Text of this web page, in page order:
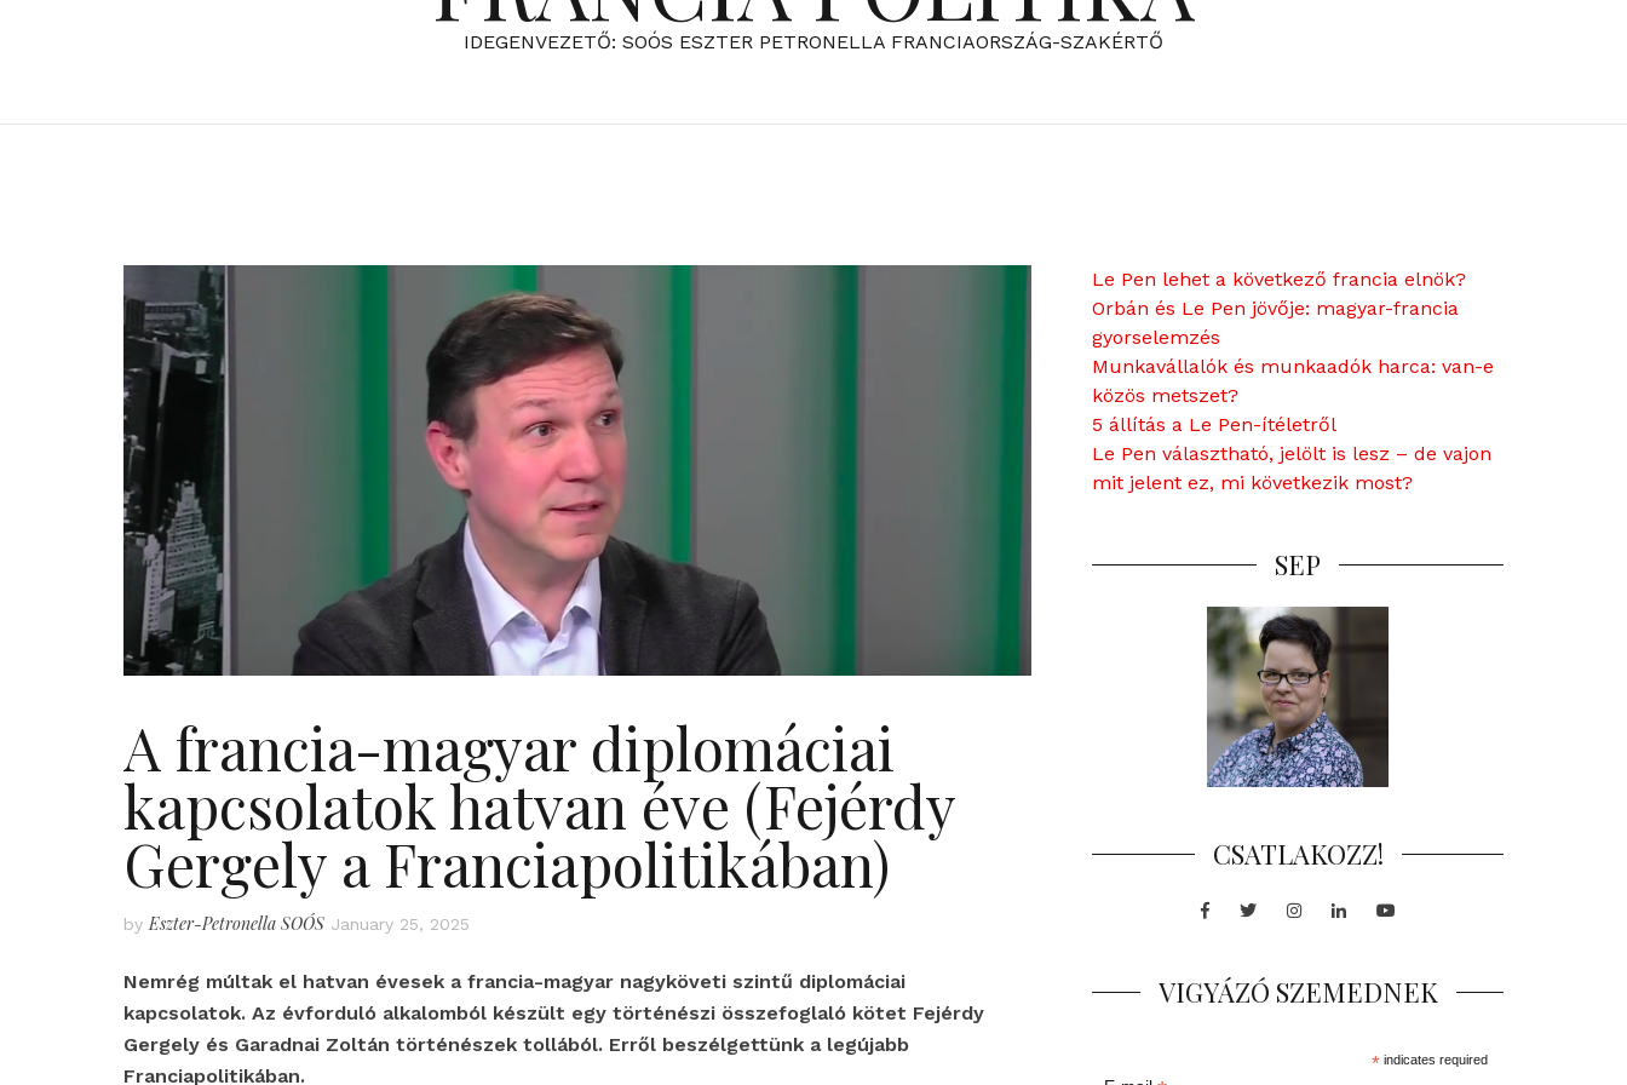
IDEGENVEZETŐ: SOÓS ESZTER PETRONELLA FRANCIAORSZÁG-SZAKÉRTŐ
A francia-magyar diplomáciai
kapcsolatok hatvan éve (Fejérdy
Gergely a Franciapolitikában)
byEszter-Petronella SOÓS January 25, 2025
Nemrég múltak el hatvan évesek a francia-magyar nagyköveti szintű diplomáciai
kapcsolatok. Az évforduló alkalomból készült egy történészi összefoglaló kötet Fejérdy
Gergely és Garadnai Zoltán történészek tollából. Erről beszélgettünk a legújabb
Franciapolitikában.
Le Pen lehet a következő francia elnök?
Orbán és Le Pen jövője: magyar-francia
gyorselemzés
Munkavállalók és munkaadók harca: van-e
közös metszet?
5 állítás a Le Pen-ítéletről
Le Pen választható, jelölt is lesz – de vajon
mit jelent ez, mi következik most?
SEP
CSATLAKOZZ!
Facebook
TwitterInstagram
LinkedInYoutube
VIGYÁZÓ SZEMEDNEK
*indicates required